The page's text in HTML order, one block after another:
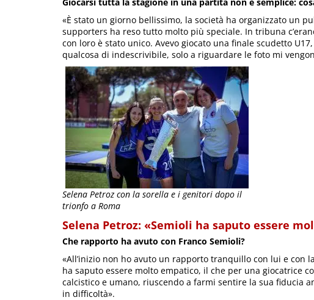
«È stato un giorno bellissimo, la società ha organizzato un
supporters ha reso tutto molto più speciale. In tribuna
con loro è stato unico. Avevo giocato una finale scudetto
qualcosa di indescrivibile, solo a riguardare le foto mi
Selena Petroz con la sorella e i genitori dopo il
trionfo a Roma
Selena Petroz: «Semioli ha saputo essere
Che rapporto ha avuto con Franco Semioli?
«All’inizio non ho avuto un rapporto tranquillo con lui e con
ha saputo essere molto empatico, il che per una giocatrice
calcistico e umano, riuscendo a farmi sentire la sua fiducia
in difficoltà».